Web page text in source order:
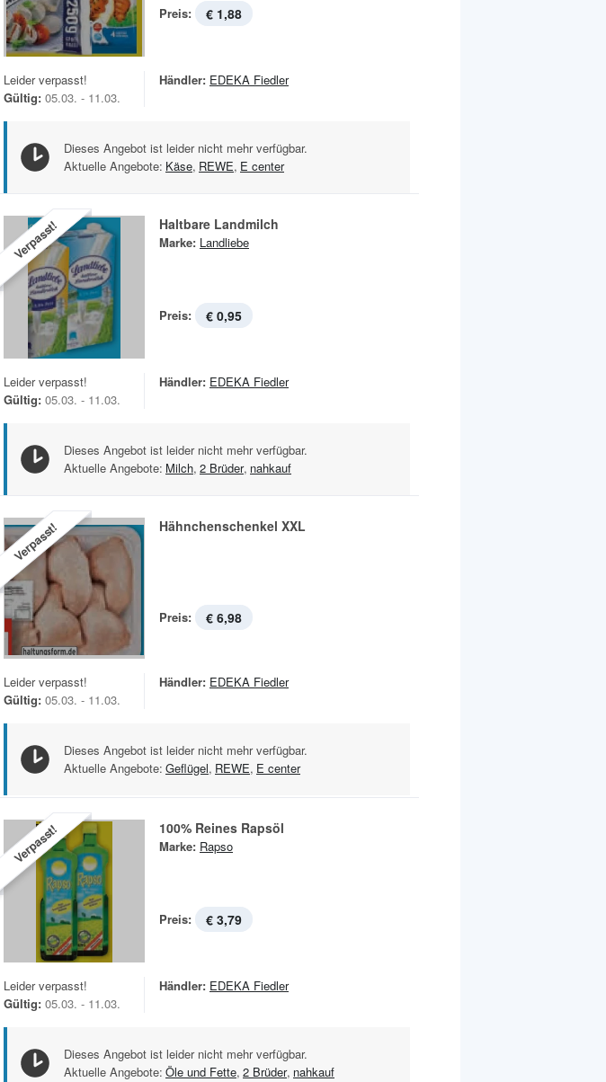
Preis: € 1,88
Leider verpasst!
Gültig: 05.03. - 11.03.
Händler: EDEKA Fiedler
Dieses Angebot ist leider nicht mehr verfügbar.
Aktuelle Angebote: Käse, REWE, E center
Verpasst! Haltbare Landmilch
Marke: Landliebe
Preis: € 0,95
Leider verpasst!
Gültig: 05.03. - 11.03.
Händler: EDEKA Fiedler
Dieses Angebot ist leider nicht mehr verfügbar.
Aktuelle Angebote: Milch, 2 Brüder, nahkauf
Verpasst! Hähnchenschenkel XXL
Preis: € 6,98
Leider verpasst!
Gültig: 05.03. - 11.03.
Händler: EDEKA Fiedler
Dieses Angebot ist leider nicht mehr verfügbar.
Aktuelle Angebote: Geflügel, REWE, E center
Verpasst! 100% Reines Rapsöl
Marke: Rapso
Preis: € 3,79
Leider verpasst!
Gültig: 05.03. - 11.03.
Händler: EDEKA Fiedler
Dieses Angebot ist leider nicht mehr verfügbar.
Aktuelle Angebote: Öle und Fette, 2 Brüder, nahkauf